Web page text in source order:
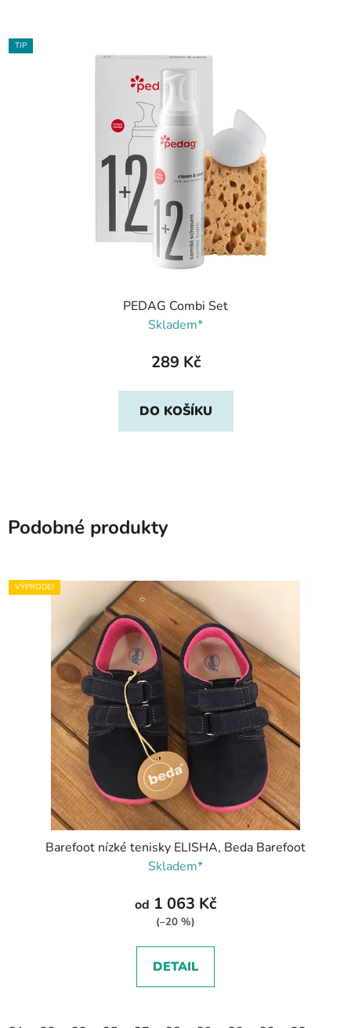
TIP
PEDAG Combi Set
Skladem*
289 Kč
DO KOŠÍKU
Podobné produkty
VÝPRODEJ
Barefoot nízké tenisky ELISHA, Beda Barefoot
Skladem*
od 1 063 Kč
(–20 %)
DETAIL